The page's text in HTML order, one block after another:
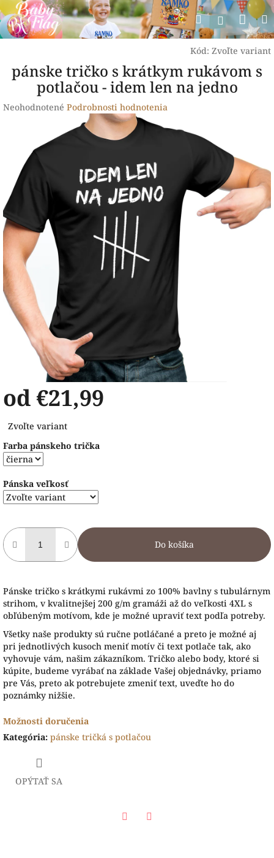
Prejsť
na
obsah
Hľadať
Kód: Zvoľte variant
pánske tričko s krátkym rukávom s
potlačou - idem len na jedno
Priemerné
hviezdičiek.
Neohodnotené Podrobnosti hodnotenia
od €21,99
cena:
Zvoľte variant
Farba pánskeho trička
Pánska veľkosť
Do košíka
Pánske tričko s krátkymi rukávmi zo 100% bavlny s tubulárnym
strihom, v kvalitnejšej 200 g/m gramáži až do veľkosti 4XL s
obľúbeným motívom, kde je možné upraviť text podľa potreby.
Všetky naše produkty sú ručne potláčané a preto je možné aj
pri jednotlivých kusoch meniť motív či text potlače tak, ako
vyhovuje vám, našim zákazníkom. Tričko alebo body, ktoré si
kúpite, budeme vyrábať na základe Vašej objednávky, priamo
pre Vás, preto ak potrebujete zmeniť text, uveďte ho do
poznámky nižšie.
Možnosti doručenia
Kategória: pánske tričká s potlačou
OPÝTAŤ SA